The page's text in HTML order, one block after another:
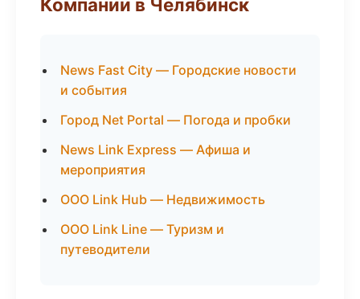
Компании в Челябинск
News Fast City — Городские новости
и события
Город Net Portal — Погода и пробки
News Link Express — Афиша и
мероприятия
ООО Link Hub — Недвижимость
ООО Link Line — Туризм и
путеводители